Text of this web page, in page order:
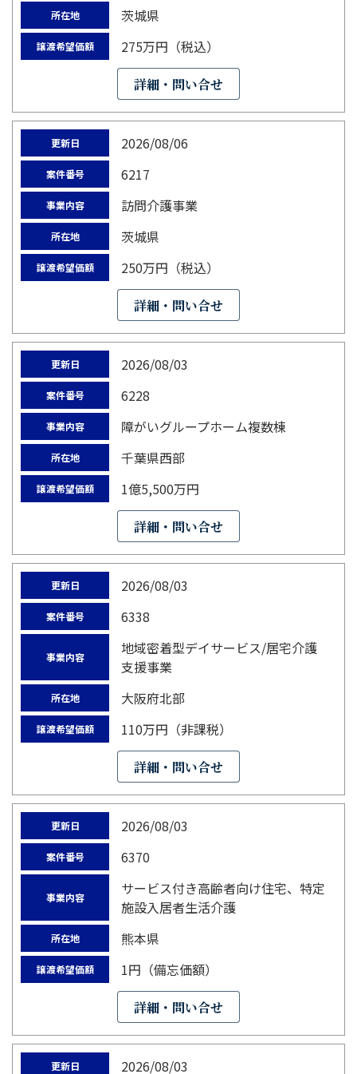
所在地 茨城県
譲渡希望価額 275万円（税込）
詳細・問い合せ
更新日 2026/08/06
案件番号 6217
事業内容 訪問介護事業
所在地 茨城県
譲渡希望価額 250万円（税込）
詳細・問い合せ
更新日 2026/08/03
案件番号 6228
事業内容 障がいグループホーム複数棟
所在地 千葉県西部
譲渡希望価額 1億5,500万円
詳細・問い合せ
更新日 2026/08/03
案件番号 6338
事業内容
地域密着型デイサービス/居宅介護
支援事業
所在地 大阪府北部
譲渡希望価額 110万円（非課税）
詳細・問い合せ
更新日 2026/08/03
案件番号 6370
事業内容
サービス付き高齢者向け住宅、特定
施設入居者生活介護
所在地 熊本県
譲渡希望価額 1円（備忘価額）
詳細・問い合せ
更新日 2026/08/03